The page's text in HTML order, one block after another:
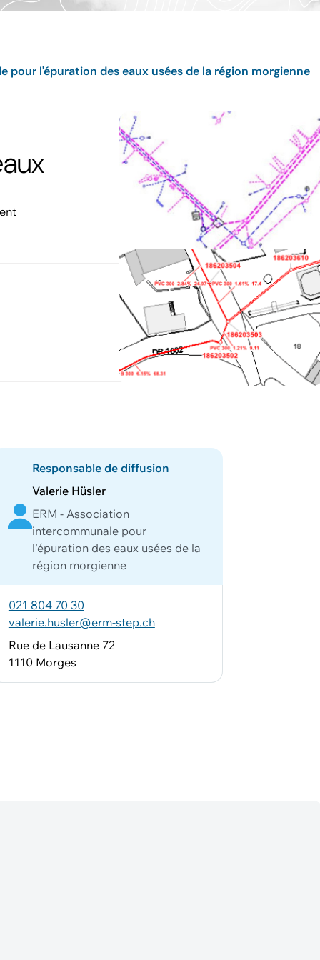
pour l'épuration des eaux usées de la région morgienne
Responsable de diffusion
Valerie Hüsler
ERM - Association
intercommunale pour
l'épuration des eaux usées de la
région morgienne
021 804 70 30
valerie.husler@erm-step.ch
Rue de Lausanne 72
1110 Morges